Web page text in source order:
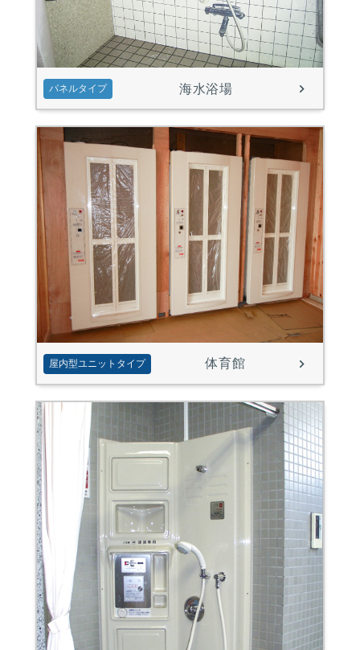
パネルタイプ 海水浴場
屋内型ユニットタイプ 体育館